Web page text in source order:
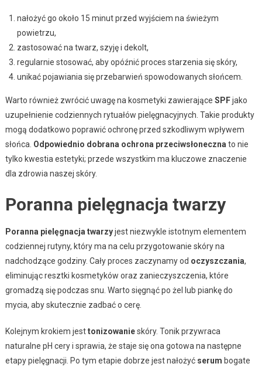
nałożyć go około 15 minut przed wyjściem na świeżym
powietrzu,
zastosować na twarz, szyję i dekolt,
regularnie stosować, aby opóźnić proces starzenia się skóry,
unikać pojawiania się przebarwień spowodowanych słońcem.
Warto również zwrócić uwagę na kosmetyki zawierające SPFjako
uzupełnienie codziennych rytuałów pielęgnacyjnych. Takie produkty
mogą dodatkowo poprawić ochronę przed szkodliwym wpływem
słońca. Odpowiednio dobrana ochrona przeciwsłoneczna to nie
tylko kwestia estetyki; przede wszystkim ma kluczowe znaczenie
dla zdrowia naszej skóry.
Poranna pielęgnacja twarzy
Poranna pielęgnacja twarzyjest niezwykle istotnym elementem
codziennej rutyny, który ma na celu przygotowanie skóry na
nadchodzące godziny. Cały proces zaczynamy od oczyszczania,
eliminując resztki kosmetyków oraz zanieczyszczenia, które
gromadzą się podczas snu. Warto sięgnąć po żel lub piankę do
mycia, aby skutecznie zadbać o cerę.
Kolejnym krokiem jesttonizowanieskóry. Tonik przywraca
naturalne pH cery i sprawia, że staje się ona gotowa na następne
etapy pielęgnacji. Po tym etapie dobrze jest nałożyć serum bogate